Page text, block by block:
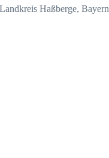
Haßberge, Bayern